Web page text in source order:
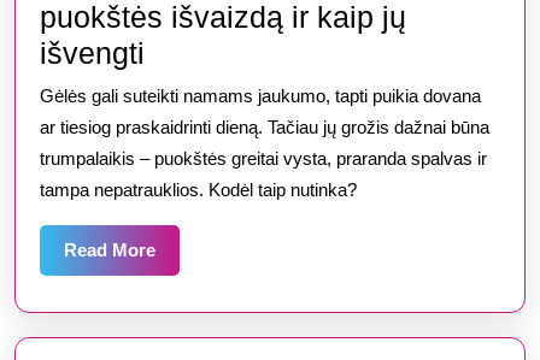
puokštės išvaizdą ir kaip jų
išvengti
klaidų,
kurios
sugadina
gėlių
puokštės
išvaizdą
ir
kaip
Gėlės gali suteikti namams jaukumo, tapti puikia dovana
ar tiesiog praskaidrinti dieną. Tačiau jų grožis dažnai būna
trumpalaikis – puokštės greitai vysta, praranda spalvas ir
tampa nepatrauklios. Kodėl taip nutinka?
Read MoreRead
More